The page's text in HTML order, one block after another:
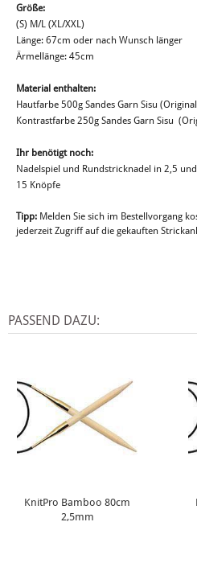
Größe:
(S) M/L (XL/XXL)
Länge: 67cm oder nach Wunsch länger
Ärmellänge: 45cm
Material enthalten:
Hautfarbe 500g Sandes Garn Sisu
Kontrastfarbe 250g Sandes Garn Sisu
Ihr benötigt noch:
Nadelspiel und Rundstricknadel in 2,5
15 Knöpfe
Tipp: Melden Sie sich im Bestellvorgang
jederzeit Zugriff auf die gekauften
PASSEND DAZU:
KnitPro Bamboo 80cm
2,5mm